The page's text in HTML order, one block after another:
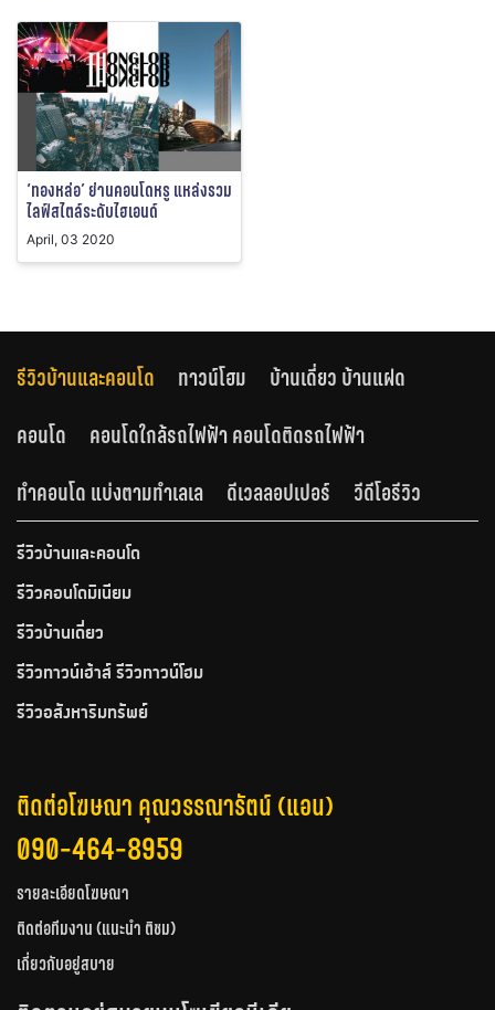
‘ทองหล่อ’ ย่านคอนโดหรู แหล่งรวม
ไลฟ์สไตล์ระดับไฮเอนด์
April, 03 2020
รีวิวบ้านและคอนโด ทาวน์โฮม
บ้านเดี่ยว บ้านแฝด
คอนโด
คอนโดใกล้รถไฟฟ้า คอนโดติดรถไฟฟ้า
ทำคอนโด แบ่งตามทำเลเล
ดีเวลลอปเปอร์ วีดีโอรีวิว
รีวิวบ้านและคอนโด
รีวิวคอนโดมิเนียม
รีวิวบ้านเดี่ยว
รีวิวทาวน์เฮ้าส์ รีวิวทาวน์โฮม
รีวิวอสังหาริมทรัพย์
ติดต่อโฆษณา คุณวรรณารัตน์ (แอน)
090-464-8959
รายละเอียดโฆษณา
ติดต่อทีมงาน (แนะนำ ติชม)
เกี่ยวกับอยู่สบาย